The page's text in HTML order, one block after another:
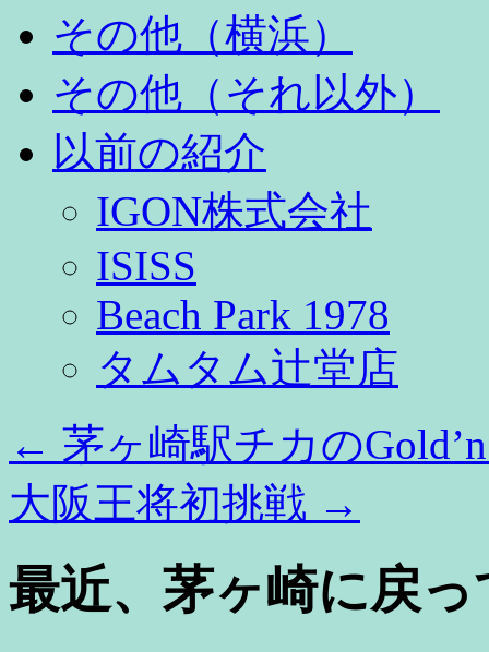
その他（横浜）
その他（それ以外）
以前の紹介
IGON株式会社
ISISS
Beach Park 1978
タムタム辻堂店
← 茅ヶ崎駅チカの
大阪王将初挑戦 →
最近、茅ヶ崎に戻